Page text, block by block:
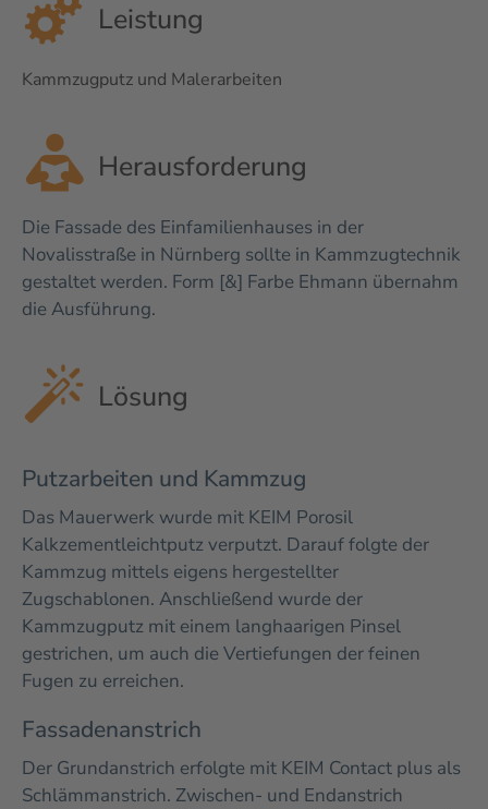
Leistung
Kammzugputz und Malerarbeiten
Herausforderung
Die Fassade des Einfamilienhauses in der
Novalisstraße in Nürnberg sollte in Kammzugtechnik
gestaltet werden. Form [&] Farbe Ehmann übernahm
die Ausführung.
Lösung
Putzarbeiten und Kammzug
Das Mauerwerk wurde mit KEIM Porosil
Kalkzementleichtputz verputzt. Darauf folgte der
Kammzug mittels eigens hergestellter
Zugschablonen. Anschließend wurde der
Kammzugputz mit einem langhaarigen Pinsel
gestrichen, um auch die Vertiefungen der feinen
Fugen zu erreichen.
Fassadenanstrich
Der Grundanstrich erfolgte mit KEIM Contact plus als
Schlämmanstrich. Zwischen- und Endanstrich